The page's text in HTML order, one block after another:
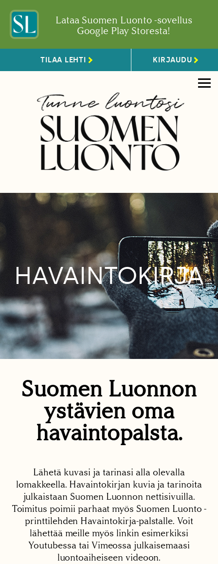
Lataa Suomen Luonto -sovellus
Google Play Storesta!
TILAA LEHTI KIRJAUDU
HAVAINTOKIRJA
Suomen Luonnon
ystävien oma
havaintopalsta.
Lähetä kuvasi ja tarinasi alla olevalla
lomakkeella. Havaintokirjan kuvia ja tarinoita
julkaistaan Suomen Luonnon nettisivuilla.
Toimitus poimii parhaat myös Suomen Luonto -
printtilehden Havaintokirja-palstalle. Voit
lähettää meille myös linkin esimerkiksi
Youtubessa tai Vimeossa julkaisemaasi
luontoaiheiseen videoon.